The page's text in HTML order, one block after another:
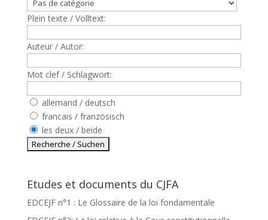
Plein texte / Volltext:
Auteur / Autor:
Mot clef / Schlagwort:
allemand / deutsch
francais / französisch
les deux / beide
Etudes et documents du CJFA
EDCEJF n°1 : Le Glossaire de la loi fondamentale